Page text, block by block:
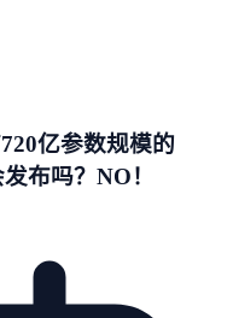
亿参数规模的
布吗？NO！